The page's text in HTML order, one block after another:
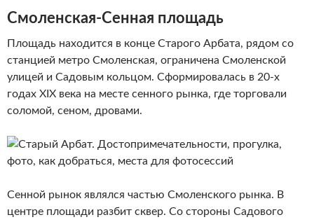
Смоленская-Сенная площадь
Площадь находится в конце Старого Арбата, рядом со
станцией метро Смоленская, ограничена Смоленской
улицей и Садовым кольцом. Сформировалась в 20-х
годах XIX века на месте сенного рынка, где торговали
соломой, сеном, дровами.
Сенной рынок являлся частью Смоленского рынка. В
центре площади разбит сквер. Со стороны Садового